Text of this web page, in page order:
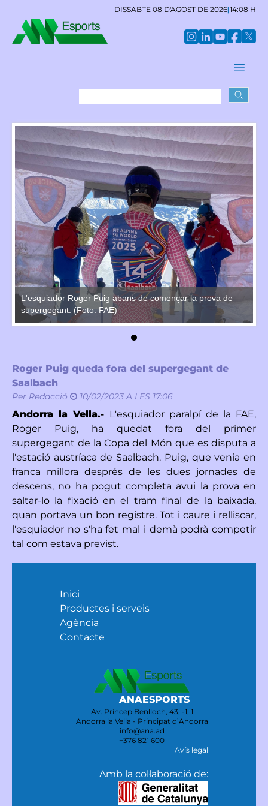
DISSABTE 08 D'AGOST DE 2026|14:08 H
L'esquiador Roger Puig abans de començar la prova de
supergegant. (Foto: FAE)
Roger Puig queda fora del supergegant de
Saalbach
Per Redacció 10/02/2023 A LES 17:06
Andorra la Vella.- L'esquiador paralpí de la FAE,
Roger Puig, ha quedat fora del primer
supergegant de la Copa del Món que es disputa a
l'estació austríaca de Saalbach. Puig, que venia en
franca millora després de les dues jornades de
descens, no ha pogut completa avui la prova en
saltar-lo la fixació en el tram final de la baixada,
quan portava un bon registre. Tot i caure i relliscar,
l'esquiador no s'ha fet mal i demà podrà competir
tal com estava previst.
Inici
Productes i serveis
Agència
Contacte
ANAESPORTS
Av. Príncep Benlloch, 43, -1, 1
Andorra la Vella - Principat d’Andorra
info@ana.ad
+376 821 600
Avís legal
Amb la col·laboració de: